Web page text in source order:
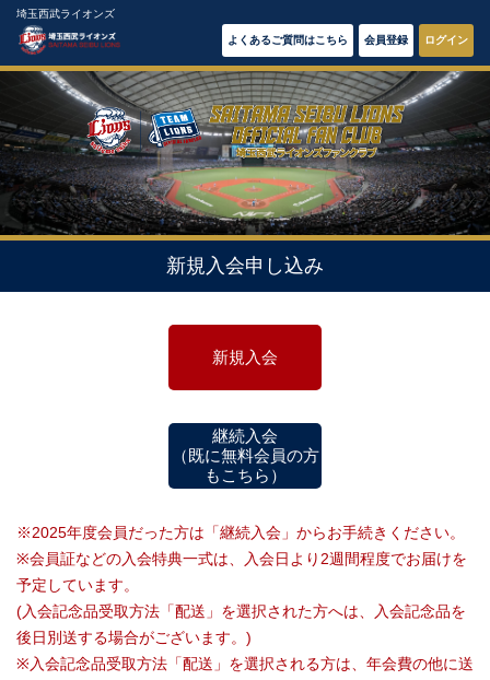
埼玉西武ライオンズ
よくあるご質問はこちら 会員登録 ログイン
新規入会申し込み
新規入会
継続入会
（既に無料会員の方
もこちら）
※2025年度会員だった方は「継続入会」からお手続きください。
※会員証などの入会特典一式は、入会日より2週間程度でお届けを
予定しています。
(入会記念品受取方法「配送」を選択された方へは、入会記念品を
後日別送する場合がございます。)
※入会記念品受取方法「配送」を選択される方は、年会費の他に送